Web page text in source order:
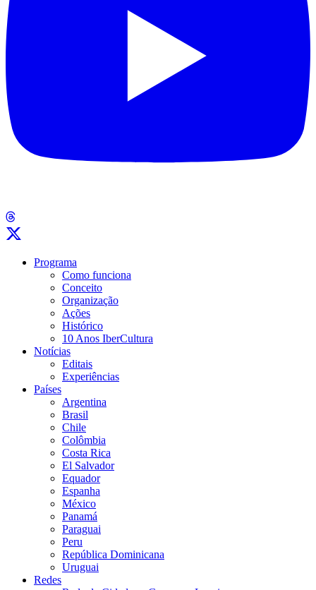
Programa
Como funciona
Conceito
Organização
Ações
Histórico
10 Anos IberCultura
Notícias
Editais
Experiências
Países
Argentina
Brasil
Chile
Colômbia
Costa Rica
El Salvador
Equador
Espanha
México
Panamá
Paraguai
Peru
República Dominicana
Uruguai
Redes